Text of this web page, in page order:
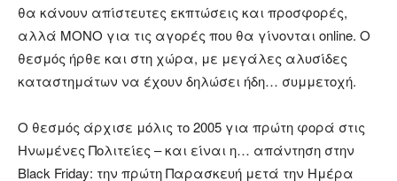
θα κάνουν απίστευτες εκπτώσεις και προσφορές,
αλλά ΜΟΝΟ για τις αγορές που θα γίνονται online. Ο
θεσμός ήρθε και στη χώρα, με μεγάλες αλυσίδες
καταστημάτων να έχουν δηλώσει ήδη… συμμετοχή.
Ο θεσμός άρχισε μόλις το 2005 για πρώτη φορά στις
Ηνωμένες Πολιτείες – και είναι η… απάντηση στην
Black Friday: την πρώτη Παρασκευή μετά την Ημέρα